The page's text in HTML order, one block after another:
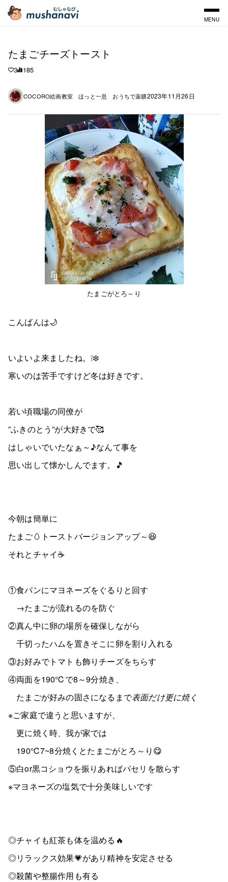
MENU
たまごチーズトースト
3 185
COCORO絵画教室 ほっと一息 おうちで薬膳2023年11月26日
たまごがとろ～り
こんばんは🌙
いよいよ来ましたね。❕❄️
寒いのは苦手ですけど冬は好きです。
若い頃職場の同僚が
”ふきのとう”が大好きで🥰
はしゃいでいたなぁ～♪なんて事を
思い出して懐かしんでます。🎵
今朝は簡単に
たまご🥚トーストバージョンアップ～😆
それとチャイ☕
①食パンにマヨネーズをぐるりと回す
→たまごが流れるのを防ぐ
②真ん中に卵の場所を確保しながら
千切ったハムを置きそこに卵を割り入れる
③お好みでトマトも飾りチーズをちらす
④両面を190℃で8～9分焼き、
たまごが好みの固さになるまで表面だけ更に焼く
※ご家庭で違うと思いますが、
更に焼く時、我が家では
190℃7~8分焼くとたまごがとろ～り😋
⑤白or黒コショウを振りあればパセリを散らす
※マヨネーズの塩気で十分美味しいです
◎チャイも紅茶も体を温める🔥
◎リラックス効果💗があり精神を安定させる
◎殺菌や整腸作用も有る